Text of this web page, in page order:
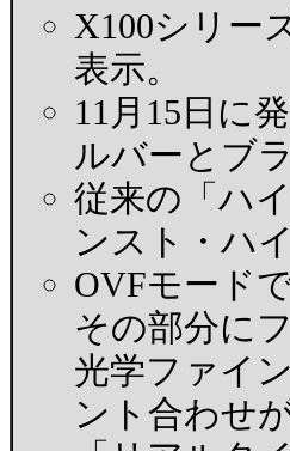
X100シリー
表示。
11月15日に
ルバーとブ
従来の「ハ
ンスト・ハ
OVFモード
その部分に
光学ファイ
ント合わせ